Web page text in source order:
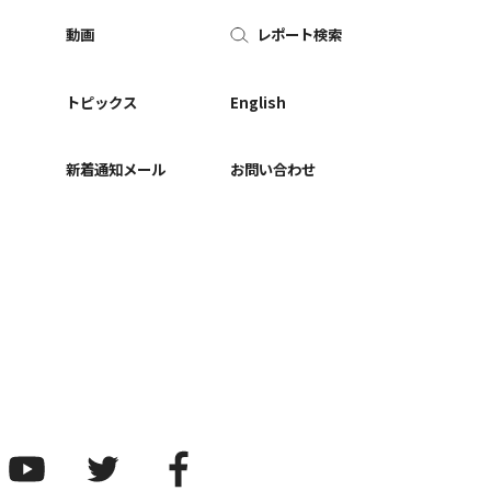
動画
トピックス
新着通知メール
レポート検索
English
お問い合わせ